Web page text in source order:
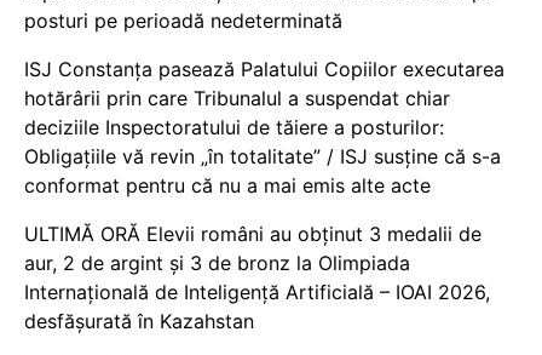
posturi pe perioadă nedeterminată
ISJ Constanța pasează Palatului Copiilor executarea
hotărârii prin care Tribunalul a suspendat chiar
deciziile Inspectoratului de tăiere a posturilor:
Obligațiile vă revin „în totalitate” / ISJ susține că s-a
conformat pentru că nu a mai emis alte acte
ULTIMĂ ORĂ Elevii români au obținut 3 medalii de
aur, 2 de argint și 3 de bronz la Olimpiada
Internațională de Inteligență Artificială – IOAI 2026,
desfășurată în Kazahstan